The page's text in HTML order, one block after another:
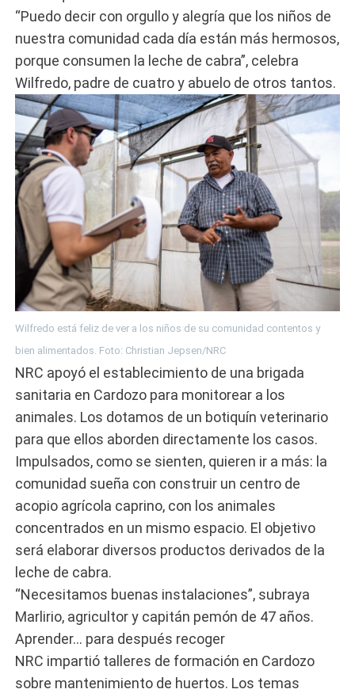
“Puedo decir con orgullo y alegría que los niños de
nuestra comunidad cada día están más hermosos,
porque consumen la leche de cabra”, celebra
Wilfredo, padre de cuatro y abuelo de otros tantos.
Wilfredo está feliz de ver a los niños de su comunidad contentos y
bien alimentados. Foto: Christian Jepsen/NRC
NRC apoyó el establecimiento de una brigada
sanitaria en Cardozo para monitorear a los
animales. Los dotamos de un botiquín veterinario
para que ellos aborden directamente los casos.
Impulsados, como se sienten, quieren ir a más: la
comunidad sueña con construir un centro de
acopio agrícola caprino, con los animales
concentrados en un mismo espacio. El objetivo
será elaborar diversos productos derivados de la
leche de cabra.
“Necesitamos buenas instalaciones”, subraya
Marlirio, agricultor y capitán pemón de 47 años.
Aprender… para después recoger
NRC impartió talleres de formación en Cardozo
sobre mantenimiento de huertos. Los temas